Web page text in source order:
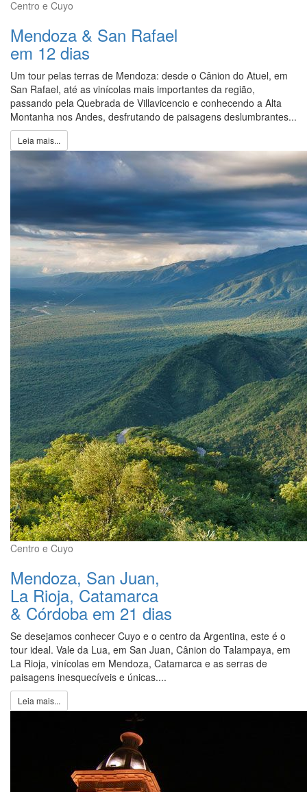
Centro e Cuyo
Mendoza & San Rafael
em 12 dias
Um tour pelas terras de Mendoza: desde o Cânion do Atuel, em
San Rafael, até as vinícolas mais importantes da região,
passando pela Quebrada de Villavicencio e conhecendo a Alta
Montanha nos Andes, desfrutando de paisagens deslumbrantes...
Leia mais...
Centro e Cuyo
Mendoza, San Juan,
La Rioja, Catamarca
& Córdoba em 21 dias
Se desejamos conhecer Cuyo e o centro da Argentina, este é o
tour ideal. Vale da Lua, em San Juan, Cânion do Talampaya, em
La Rioja, vinícolas em Mendoza, Catamarca e as serras de
paisagens inesquecíveis e únicas....
Leia mais...